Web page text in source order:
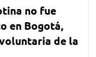
no fue
en Bogotá,
de la